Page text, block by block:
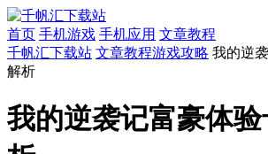
首页 手机游戏 手机应用 文章教程
千帆汇下载站 文章教程游戏攻略 我的逆
解析
我的逆袭记富豪体